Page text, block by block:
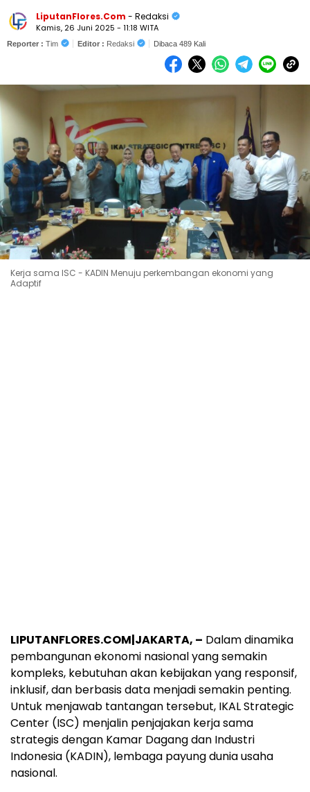
LiputanFlores.Com - Redaksi
Kamis, 26 Juni 2025 - 11:18 WITA
Reporter : Tim Editor : Redaksi Dibaca 489 Kali
Kerja sama ISC - KADIN Menuju perkembangan ekonomi yang
Adaptif
LIPUTANFLORES.COM|JAKARTA, – Dalam dinamika
pembangunan ekonomi nasional yang semakin
kompleks, kebutuhan akan kebijakan yang responsif,
inklusif, dan berbasis data menjadi semakin penting.
Untuk menjawab tantangan tersebut, IKAL Strategic
Center (ISC) menjalin penjajakan kerja sama
strategis dengan Kamar Dagang dan Industri
Indonesia (KADIN), lembaga payung dunia usaha
nasional.